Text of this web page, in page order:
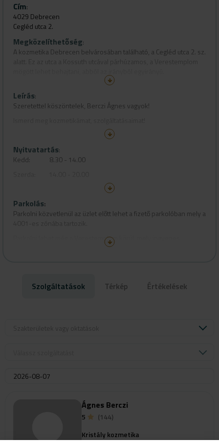
Cím:
4029 Debrecen
Cegléd utca 2.
Megközelíthetőség:
A kozmetika Debrecen belvárosában található, a Cegléd utca 2. sz.
Megközelíthető a Csapó utca felől a Kígyó utcán keresztül is.
Leírás:
Szeretettel köszöntelek, Berczi Ágnes vagyok!
20 éve azon dolgozom, hogy vendégeim bőrét szebbé,
egészségesebbé tegyem,mindezt egyedi környezetben, jó
Állandó továbbképzéseken fejlesztem tudásomat, igyekszem
naprakész lenni a legújabb trendekben.
Prémium minőségű termékekkel, magas szakmai színvonalon
kínálok számodra klasszikus kozmetikai kezeléseket, és a
Az Image Skincare csapatában dolgozom, mely cég világvezető a
Érthetően, részletesen elmagyarázok mindent, és a termékeket
Nyitvatartás:
Kedd: 8.30 - 14.00
Péntek: 14.00 - 20.00
Parkolás:
Parkolni közvetlenül az üzlet előtt lehet a fizető parkolóban mely a
Parkolni lehet még a Verestemplom körül, mely ingyenes.
Szolgáltatások Térkép Értékelések
Ágnes Berczi
5
(144)
Kristály kozmetika